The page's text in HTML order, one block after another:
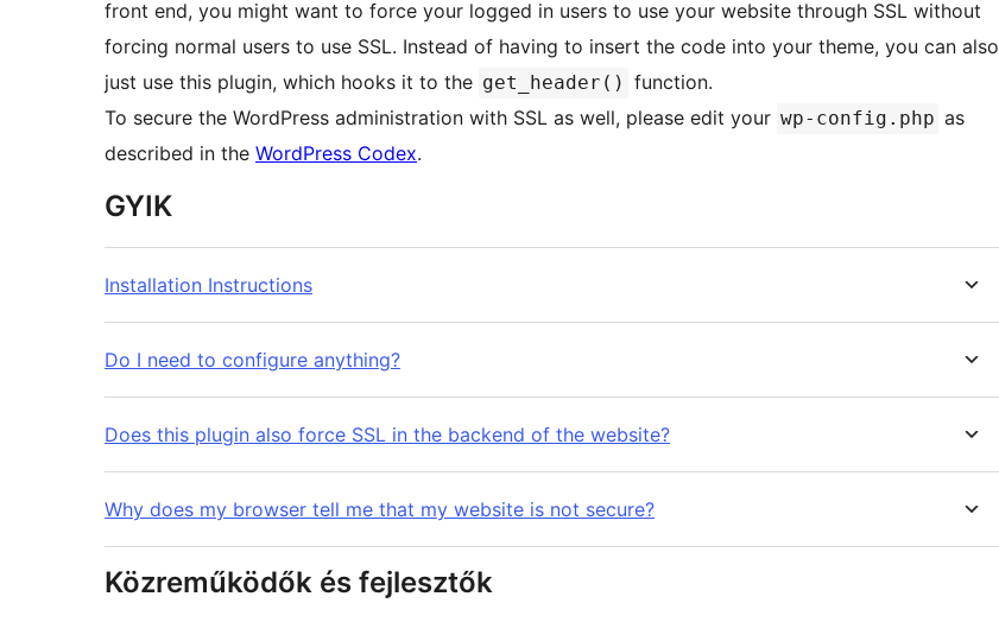
front end, you might want to force your logged in users to use your website through SSL without
forcing normal users to use SSL. Instead of having to insert the code into your theme, you can also
just use this plugin, which hooks it to the get_header() function.
To secure the WordPress administration with SSL as well, please edit your wp-config.php as
described in the WordPress Codex.
GYIK
Installation Instructions
Do I need to configure anything?
Does this plugin also force SSL in the backend of the website?
Why does my browser tell me that my website is not secure?
Közreműködők és fejlesztők